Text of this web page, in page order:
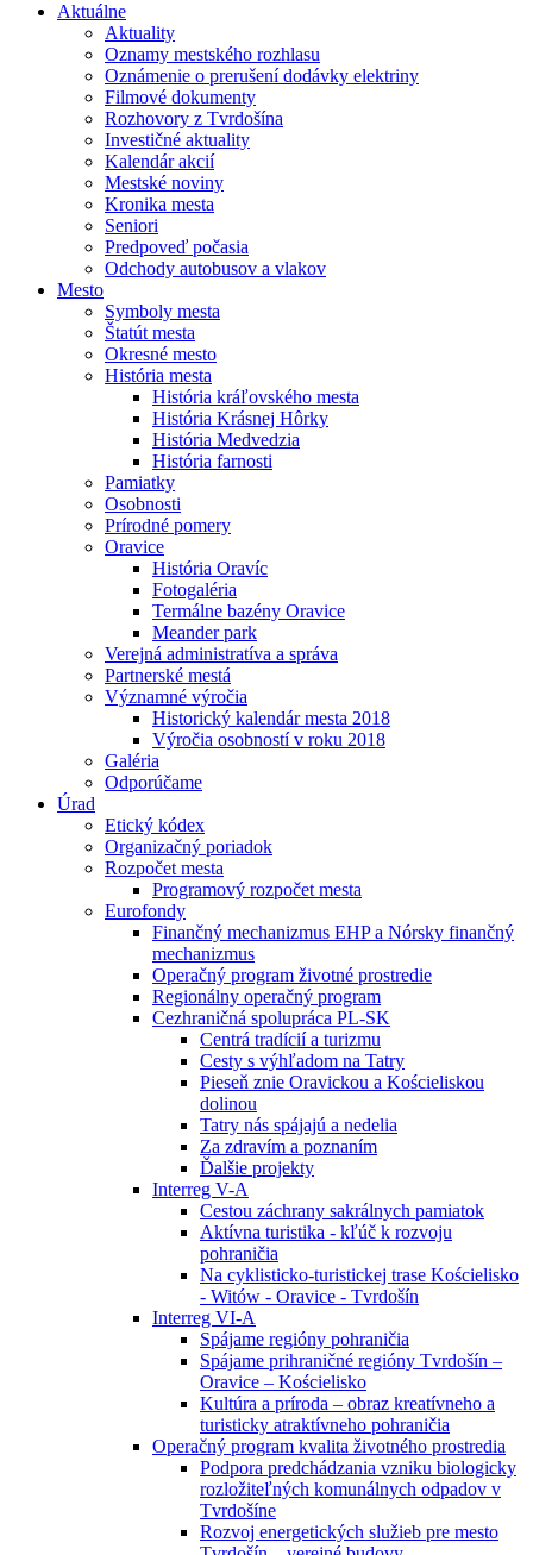
Aktuálne
Aktuality
Oznamy mestského rozhlasu
Oznámenie o prerušení dodávky elektriny
Filmové dokumenty
Rozhovory z Tvrdošína
Investičné aktuality
Kalendár akcií
Mestské noviny
Kronika mesta
Seniori
Predpoveď počasia
Odchody autobusov a vlakov
Mesto
Symboly mesta
Štatút mesta
Okresné mesto
História mesta
História kráľovského mesta
História Krásnej Hôrky
História Medvedzia
História farnosti
Pamiatky
Osobnosti
Prírodné pomery
Oravice
História Oravíc
Fotogaléria
Termálne bazény Oravice
Meander park
Verejná administratíva a správa
Partnerské mestá
Významné výročia
Historický kalendár mesta 2018
Výročia osobností v roku 2018
Galéria
Odporúčame
Úrad
Etický kódex
Organizačný poriadok
Rozpočet mesta
Programový rozpočet mesta
Eurofondy
Finančný mechanizmus EHP a Nórsky finančný
mechanizmus
Operačný program životné prostredie
Regionálny operačný program
Cezhraničná spolupráca PL-SK
Centrá tradícií a turizmu
Cesty s výhľadom na Tatry
Pieseň znie Oravickou a Kościeliskou
dolinou
Tatry nás spájajú a nedelia
Za zdravím a poznaním
Ďalšie projekty
Interreg V-A
Cestou záchrany sakrálnych pamiatok
Aktívna turistika - kľúč k rozvoju
pohraničia
Na cyklisticko-turistickej trase Kościelisko
- Witów - Oravice - Tvrdošín
Interreg VI-A
Spájame regióny pohraničia
Spájame prihraničné regióny Tvrdošín –
Oravice – Kościelisko
Kultúra a príroda – obraz kreatívneho a
turisticky atraktívneho pohraničia
Operačný program kvalita životného prostredia
Podpora predchádzania vzniku biologicky
rozložiteľných komunálnych odpadov v
Tvrdošíne
Rozvoj energetických služieb pre mesto